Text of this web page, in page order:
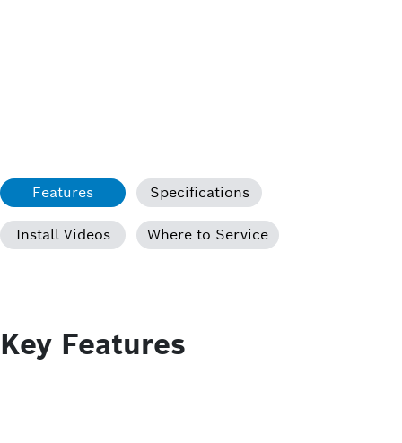
Features Specifications
Install Videos Where to Service
Key Features